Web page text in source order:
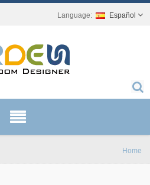
Español
Home